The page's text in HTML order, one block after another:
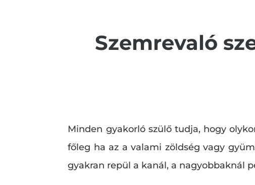
Szemrevaló
Minden gyakorló szülő tudja, hogy
főleg ha az a valami zöldség vagy
gyakran repül a kanál, a nagyobbaknál